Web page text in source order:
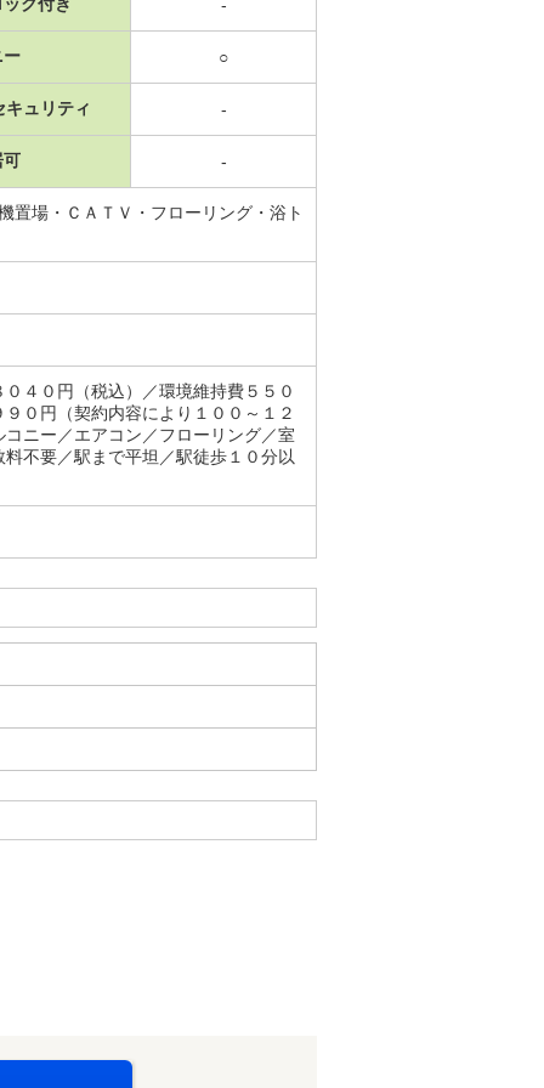
-
ー ○
キュリティ -
可 -
置場・ＣＡＴＶ・フローリング・浴ト
４０円（税込）／環境維持費５５０
０円（契約内容により１００～１２
ニー／エアコン／フローリング／室
不要／駅まで平坦／駅徒歩１０分以